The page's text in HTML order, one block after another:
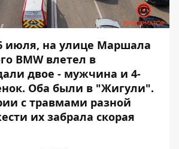
июля, на улице Маршала
BMW влетел в
двое - мужчина и 4-
Оба были в "Жигули".
с травмами разной
их забрала скорая